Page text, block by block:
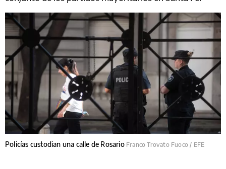
Policías custodian una calle de Rosario Franco Trovato Fuoco / EFE